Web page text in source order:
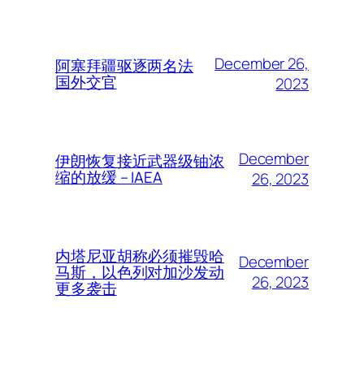
阿塞拜疆驱逐两名法
国外交官
December 26,
2023
伊朗恢复接近武器级铀浓
缩的放缓 – IAEA
December
26, 2023
内塔尼亚胡称必须摧毁哈
马斯，以色列对加沙发动
更多袭击
December
26, 2023